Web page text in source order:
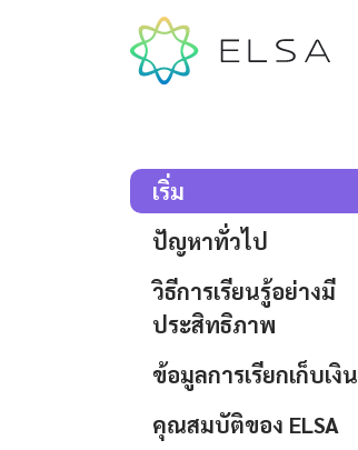
เริ่ม
ปัญหาทั่วไป
วิธีการเรียนรู้อย่างมี
ประสิทธิภาพ
ข้อมูลการเรียกเก็บเงิน
คุณสมบัติของ ELSA